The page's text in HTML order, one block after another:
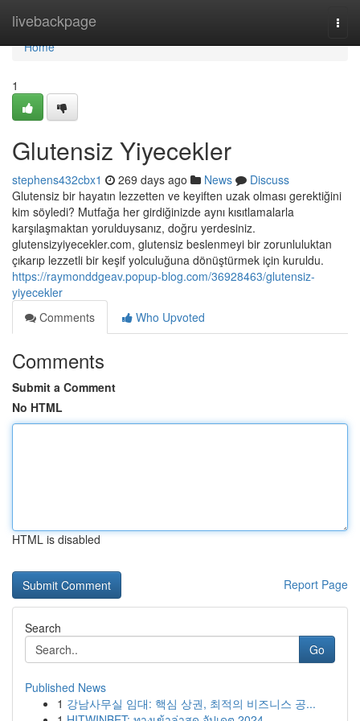
livebackpage
Home
Home
1
Glutensiz Yiyecekler
stephens432cbx1 269 days ago News
Discuss
Glutensiz bir hayatın lezzetten ve keyiften uzak olması gerektiğini
kim söyledi? Mutfağa her girdiğinizde aynı kısıtlamalarla
karşılaşmaktan yorulduysanız, doğru yerdesiniz.
glutensizyiyecekler.com, glutensiz beslenmeyi bir zorunluluktan
çıkarıp lezzetli bir keşif yolculuğuna dönüştürmek için kuruldu.
https://raymonddgeav.popup-blog.com/36928463/glutensiz-
yiyecekler
Comments
Who Upvoted
Comments
Submit a Comment
No HTML
HTML is disabled
Report Page
Search
Go
Published News
1 강남사무실 임대: 핵심 상권, 최적의 비즈니스 공...